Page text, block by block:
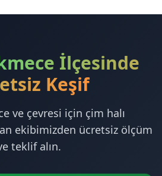
İlçesinde
Keşif
ve çevresi için çim halı
ekibimizden ücretsiz ölçüm
teklif alın.